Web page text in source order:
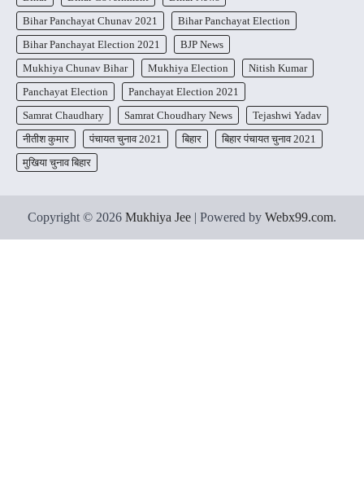
Bihar Panchayat Chunav 2021
Bihar Panchayat Election
Bihar Panchayat Election 2021
BJP News
Mukhiya Chunav Bihar
Mukhiya Election
Nitish Kumar
Panchayat Election
Panchayat Election 2021
Samrat Chaudhary
Samrat Choudhary News
Tejashwi Yadav
नीतीश कुमार
पंचायत चुनाव 2021 बिहार
बिहार पंचायत चुनाव 2021
मुखिया चुनाव बिहार
Copyright © 2026 Mukhiya Jee | Powered by Webx99.com.